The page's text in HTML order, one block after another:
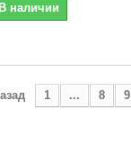
В наличии
1 ... 8 9